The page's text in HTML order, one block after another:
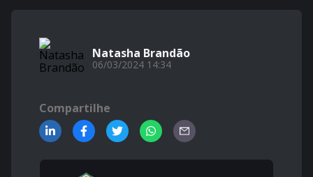
Natasha Brandão
06/03/2024 14:34
Compartilhe